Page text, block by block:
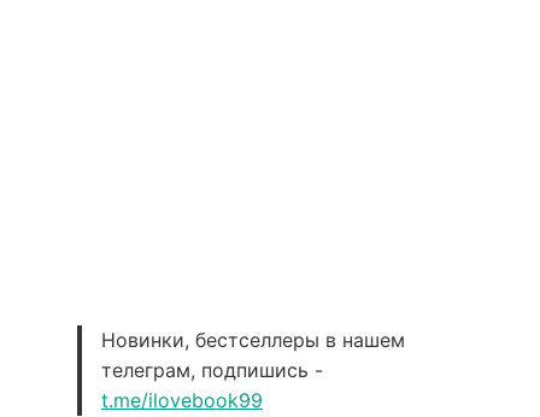
Новинки, бестселлеры в нашем
телеграм, подпишись -
t.me/ilovebook99